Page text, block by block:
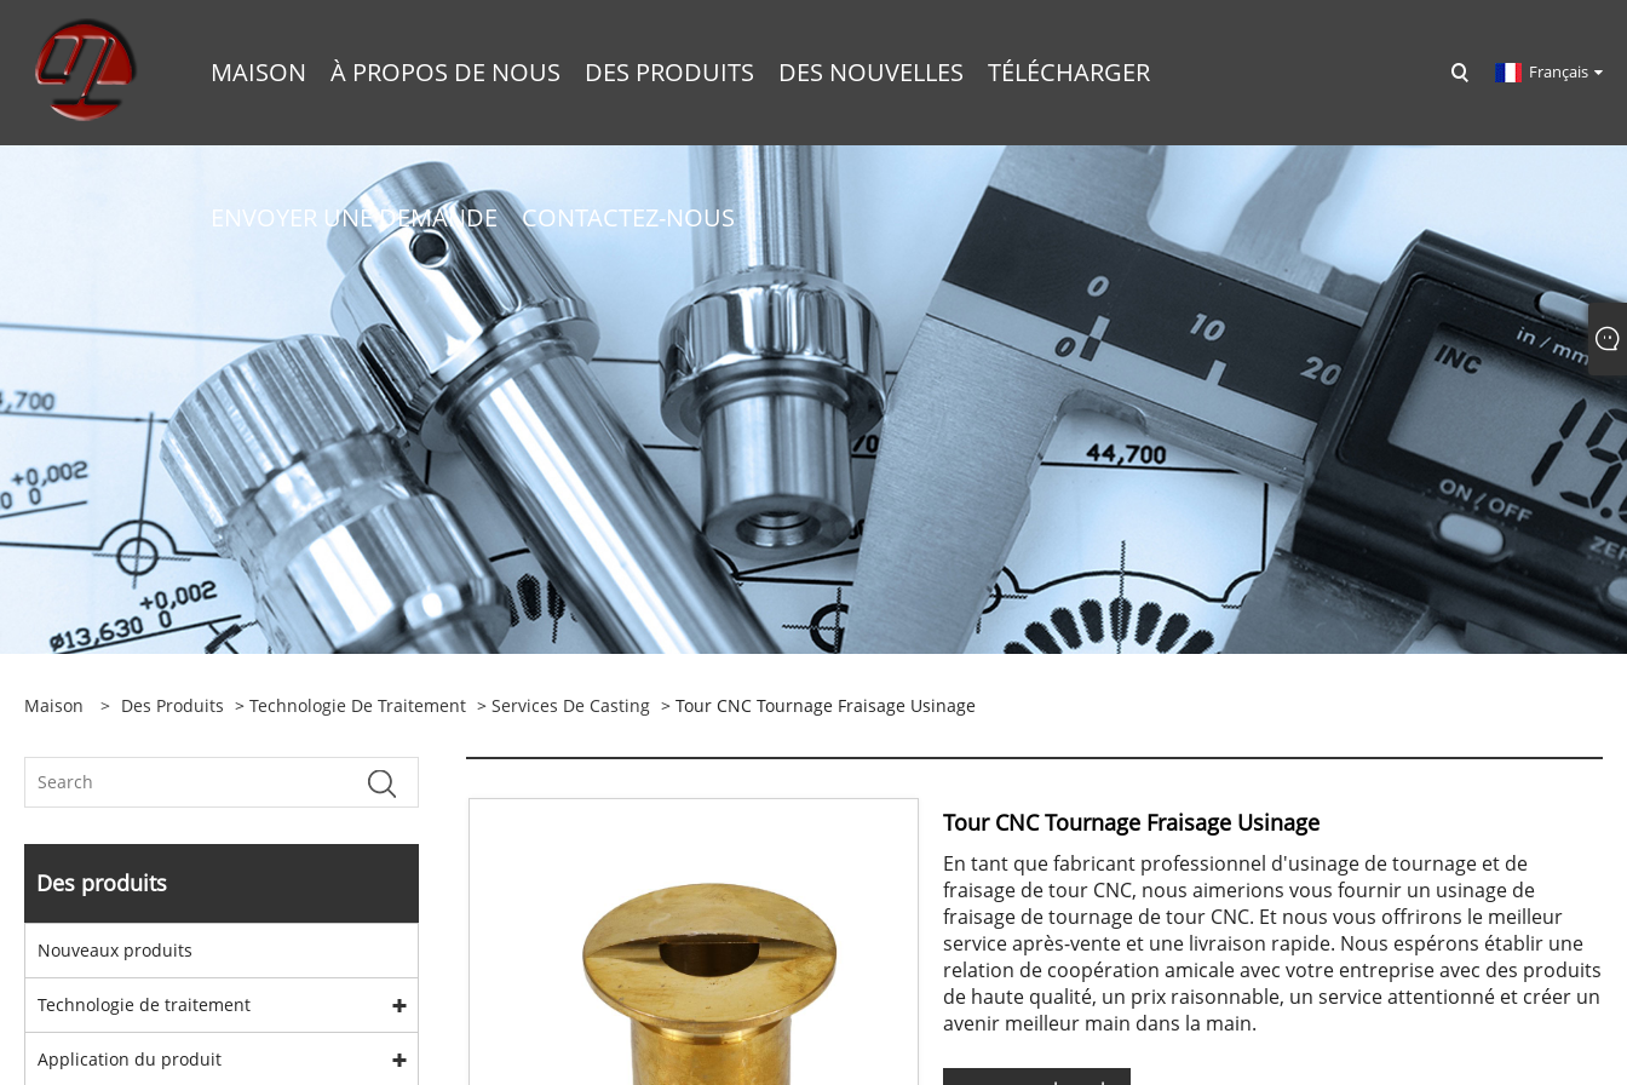
MAISON À PROPOS DE NOUS DES PRODUITS DES NOUVELLES TÉLÉCHARGER
ENVOYER UNE DEMANDE CONTACTEZ-NOUS
Français
Maison > Des Produits > Technologie De Traitement > Services De Casting > Tour CNC Tournage Fraisage Usinage
Des produits
Nouveaux produits
Technologie de traitement
Application du produit
Tour CNC Tournage Fraisage Usinage
En tant que fabricant professionnel d'usinage de tournage et de
fraisage de tour CNC, nous aimerions vous fournir un usinage de
fraisage de tournage de tour CNC. Et nous vous offrirons le meilleur
service après-vente et une livraison rapide. Nous espérons établir une
relation de coopération amicale avec votre entreprise avec des produits
de haute qualité, un prix raisonnable, un service attentionné et créer un
avenir meilleur main dans la main.